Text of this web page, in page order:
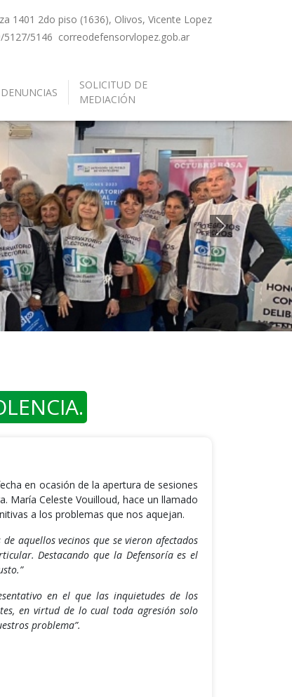
1401 2do piso (1636), Olivos, Vicente Lopez
5127/5146 correodefensorvlopez.gob.ar
DENUNCIAS
SOLICITUD DE
MEDIACIÓN
Siguiente
en ocasión de la apertura de sesiones
María Celeste Vouilloud, hace un llamado
a los problemas que nos aquejan.
aquellos vecinos que se vieron afectados
Destacando que la Defensoría es el
en el que las inquietudes de los
en virtud de lo cual toda agresión solo
problema”.